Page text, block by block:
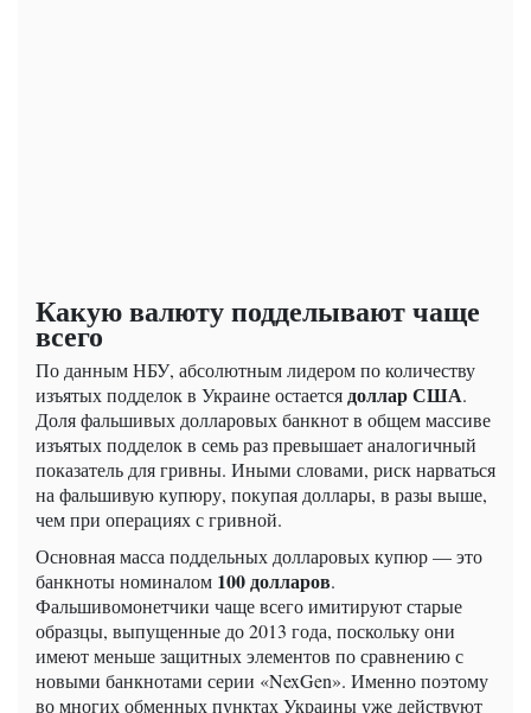
Какую валюту подделывают чаще
всего
По данным НБУ, абсолютным лидером по количеству
изъятых подделок в Украине остаетсядоллар США.
Доля фальшивых долларовых банкнот в общем массиве
изъятых подделок в семь раз превышает аналогичный
показатель для гривны. Иными словами, риск нарваться
на фальшивую купюру, покупая доллары, в разы выше,
чем при операциях с гривной.
Основная масса поддельных долларовых купюр — это
банкноты номиналом 100 долларов.
Фальшивомонетчики чаще всего имитируют старые
образцы, выпущенные до 2013 года, поскольку они
имеют меньше защитных элементов по сравнению с
новыми банкнотами серии «NexGen». Именно поэтому
во многих обменных пунктах Украины уже действуют